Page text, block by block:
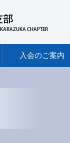
入会のご案内